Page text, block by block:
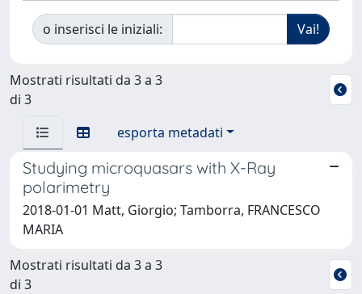
o inserisci le iniziali:
Mostrati risultati da 3 a 3
di 3
esporta metadati
Studying microquasars with X-Ray
polarimetry
2018-01-01 Matt, Giorgio; Tamborra, FRANCESCO
MARIA
Mostrati risultati da 3 a 3
di 3